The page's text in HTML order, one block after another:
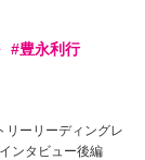
#豊永利行
リーリーディングレ
ンタビュー後編